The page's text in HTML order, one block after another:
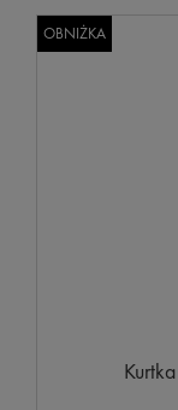
OBNIŻKA